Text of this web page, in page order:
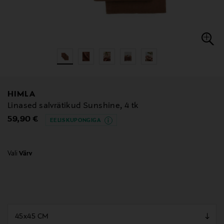
HIMLA
Linased salvrätikud Sunshine, 4 tk
Original Price
59,90 € EELIS KUPONGIGA
Vali Värv